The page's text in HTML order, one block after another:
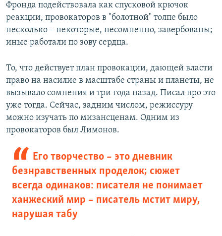
Фронда подействовала как спусковой крючок
реакции, провокаторов в "болотной" толпе было
несколько – некоторые, несомненно, завербованы;
иные работали по зову сердца.
То, что действует план провокации, дающей власти
право на насилие в масштабе страны и планеты, не
вызывало сомнения и три года назад. Писал про это
уже тогда. Сейчас, задним числом, режиссуру
можно изучать по мизансценам. Одним из
провокаторов был Лимонов.
Его творчество – это дневник
безнравственных проделок; сюжет
всегда одинаков: писателя не понимает
ханжеский мир – писатель мстит миру,
нарушая табу